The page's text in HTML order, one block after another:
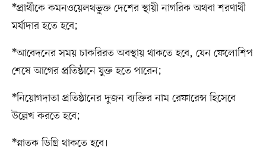
*প্রার্থীকে কমনওয়েলথভুক্ত দেশের স্থায়ী নাগরিক অথবা শরণার্থী
মর্যাদার হতে হবে;
*আবেদনের সময় চাকরিরত অবস্থায় থাকতে হবে, যেন ফেলোশিপ
শেষে আগের প্রতিষ্ঠানে যুক্ত হতে পারেন;
*নিয়োগদাতা প্রতিষ্ঠানের দুজন ব্যক্তির নাম রেফারেন্স হিসেবে
উল্লেখ করতে হবে;
*স্নাতক ডিগ্রি থাকতে হবে।